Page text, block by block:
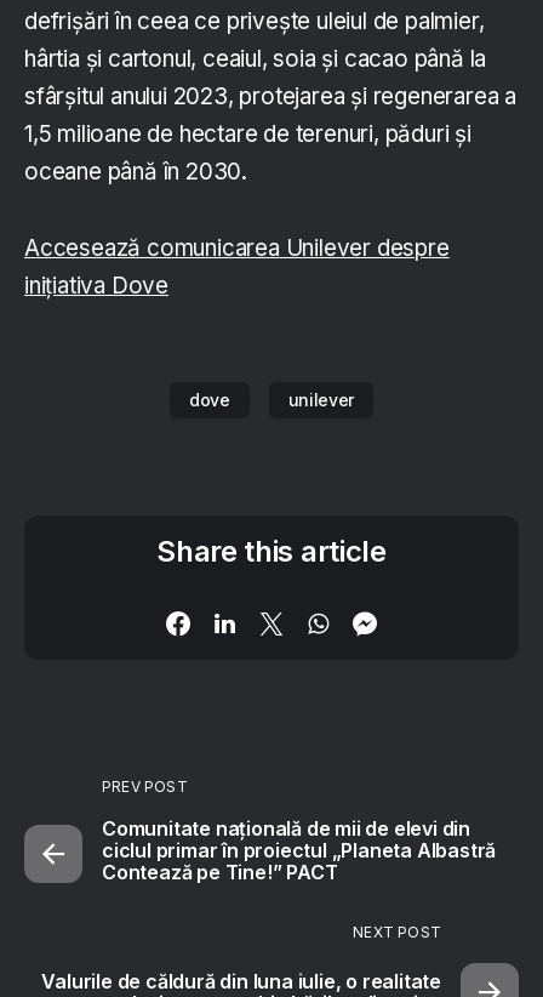
defrișări în ceea ce privește uleiul de palmier,
hârtia și cartonul, ceaiul, soia și cacao până la
sfârșitul anului 2023, protejarea și regenerarea a
1,5 milioane de hectare de terenuri, păduri și
oceane până în 2030.
Accesează comunicarea Unilever despre
inițiativa Dove
dove unilever
Share this article
PREV POST
Comunitate națională de mii de elevi din
ciclul primar în proiectul „Planeta Albastră
Contează pe Tine!” PACT
NEXT POST
Valurile de căldură din luna iulie, o realitate